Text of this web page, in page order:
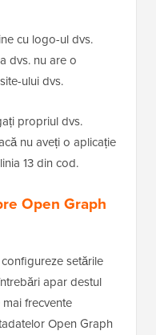
cu logo-ul dvs.
dvs. nu are o
ului dvs.
propriul dvs.
nu aveți o aplicație
13 din cod.
Open Graph
setările
apar destul
frecvente
Open Graph